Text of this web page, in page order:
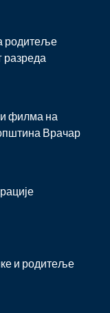
родитеље
разреда
филма на
Врачар
и родитеље